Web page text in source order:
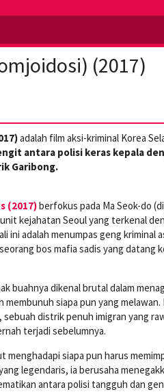
(2017)
adalah film aksi-kriminal Korea
antara polisi keras kepala
Garibong.
(2017)berfokus pada Ma Seok-do
kejahatan Seoul yang terkenal
ini adalah menumpas geng kriminal
bos mafia sadis yang datang
buahnya dikenal brutal dalam
membunuh siapa pun yang
distrik penuh imigran yang
terjadi sebelumnya.
menghadapi siapa pun harus
legendaris, ia berusaha
antara polisi tangguh dan